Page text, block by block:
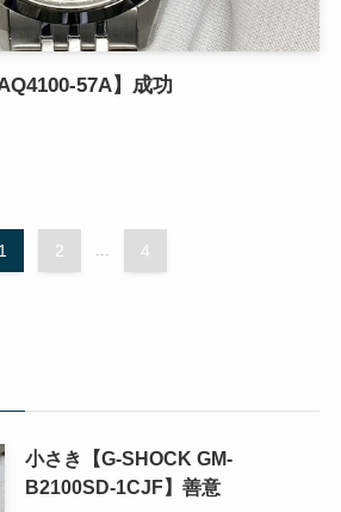
57A】成功
1 2 ... 4
小さき【G-SHOCK GM-
B2100SD-1CJF】善意